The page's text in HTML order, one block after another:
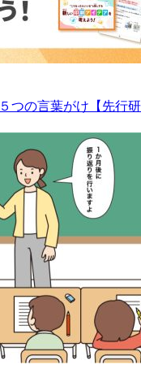
つの言葉がけ【先行研